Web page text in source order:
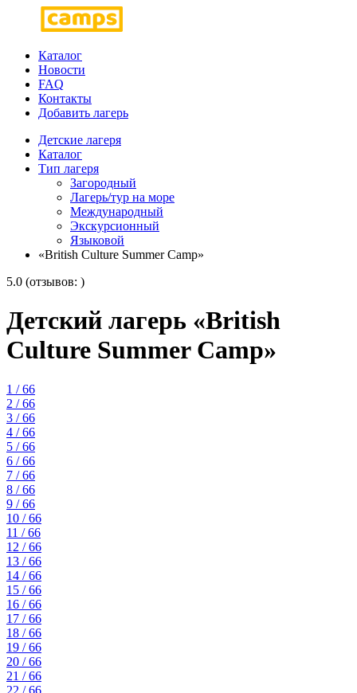
Каталог
Новости
FAQ
Контакты
Добавить лагерь
Детские лагеря
Каталог
Тип лагеря
Загородный
Лагерь/тур на море
Международный
Экскурсионный
Языковой
«British Culture Summer Camp»
5.0 (отзывов: )
Детский лагерь «British
Culture Summer Camp»
1 / 66
2 / 66
3 / 66
4 / 66
5 / 66
6 / 66
7 / 66
8 / 66
9 / 66
10 / 66
11 / 66
12 / 66
13 / 66
14 / 66
15 / 66
16 / 66
17 / 66
18 / 66
19 / 66
20 / 66
21 / 66
22 / 66